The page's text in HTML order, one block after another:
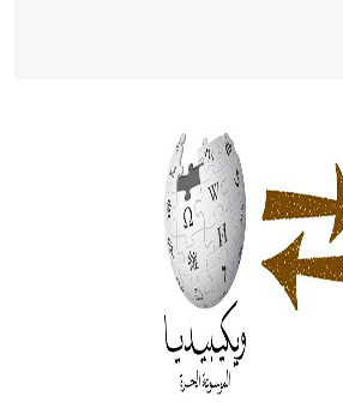
التغذية، ورسالته في جروح الرأس. ويعود
من الدين والفلسفة.
إفراز حيواني يتكون في البحر ويتركب
وهو أحمر أو شديد الحمرة وهو
بكبر الحجم ويسمى الش